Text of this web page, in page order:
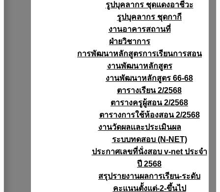
รูปบุคลากร ชุดแดงอาชีวะ
รูปบุคลากร ชุดกากี
งานอาคารสถานที่
ฝ่ายวิชาการ
การพัฒนาหลักสูตรการเรียนการสอน
งานพัฒนาหลักสูตร
งานพัฒนาหลักสูตร 66-68
ตารางเรียน 2/2568
ตารางครูผู้สอน 2/2568
ตารางการใช้ห้องสอน 2/2568
งานวัดผลเเละประเมินผล
ระบบทดสอบ (N-NET)
ประกาศเลขที่นั่งสอบ v-net ประจำ
ปี 2568
สรุปรายงานผลการเรียน-ระดับ
คะแนนตั้งแต่-2-ขึ้นไป